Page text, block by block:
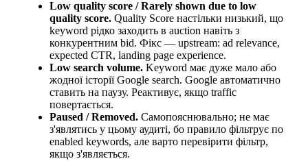
Low quality score / Rarely shown due to low
quality score. Quality Score настільки низький, що
keyword рідко заходить в auction навіть з
конкурентним bid. Фікс — upstream: ad relevance,
expected CTR, landing page experience.
Low search volume. Keyword має дуже мало або
жодної історії Google search. Google автоматично
ставить на паузу. Реактивує, якщо traffic
повертається.
Paused / Removed. Самопояснювально; не має
з'являтись у цьому аудиті, бо правило фільтрує по
enabled keywords, але варто перевірити фільтр,
якщо з'являється.